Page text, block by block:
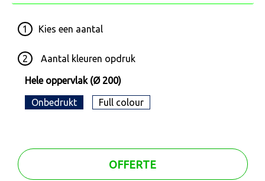
1 Kies een aantal
2 Aantal kleuren opdruk
Hele oppervlak (Ø 200)
Onbedrukt Full colour
OFFERTE